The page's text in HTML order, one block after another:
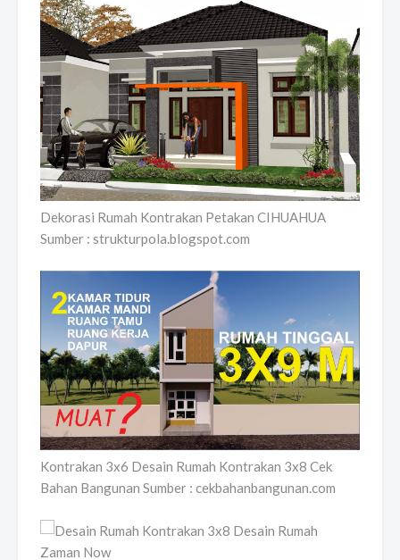
Dekorasi Rumah Kontrakan Petakan CIHUAHUA
Sumber : strukturpola.blogspot.com
Kontrakan 3x6 Desain Rumah Kontrakan 3x8 Cek
Bahan Bangunan Sumber : cekbahanbangunan.com